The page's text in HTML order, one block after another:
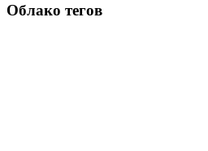
Облако тегов